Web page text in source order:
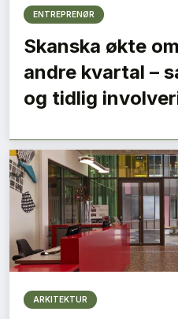
ENTREPRENØR
Skanska økte
andre kvartal –
og tidlig
ARKITEKTUR